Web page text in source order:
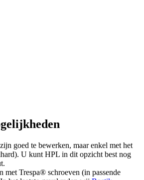
goed te bewerken, maar enkel met het
U kunt HPL in dit opzicht best nog
met Trespa® schroeven (in passende